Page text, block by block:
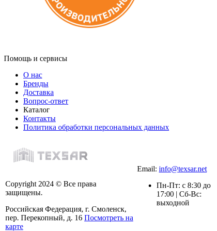
Помощь и сервисы
О нас
Бренды
Доставка
Вопрос-ответ
Каталог
Контакты
Политика обработки персональных данных
Copyright 2024 © Все права
защищены.
Российская Федерация, г. Смоленск,
пер. Перекопный, д. 16 Посмотреть на
карте
Email: info@texsar.net
Пн-Пт: с 8:30 до
17:00 | Сб-Вс:
выходной